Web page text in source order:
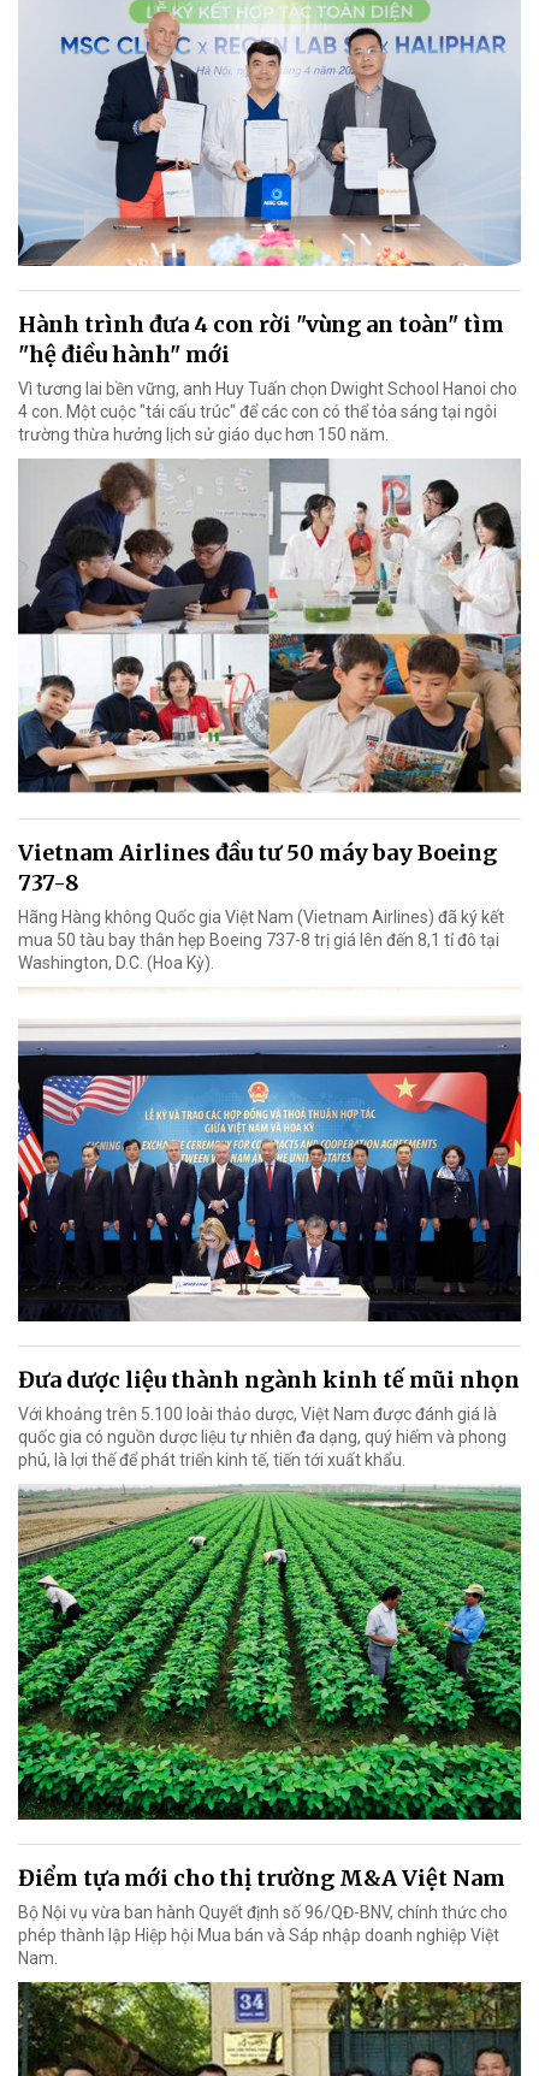
Hành trình đưa 4 con rời "vùng an toàn" tìm
"hệ điều hành" mới
Vì tương lai bền vững, anh Huy Tuấn chọn Dwight School Hanoi cho
4 con. Một cuộc "tái cấu trúc" để các con có thể tỏa sáng tại ngôi
trường thừa hưởng lịch sử giáo dục hơn 150 năm.
Vietnam Airlines đầu tư 50 máy bay Boeing
737-8
Hãng Hàng không Quốc gia Việt Nam (Vietnam Airlines) đã ký kết
mua 50 tàu bay thân hẹp Boeing 737-8 trị giá lên đến 8,1 tỉ đô tại
Washington, D.C. (Hoa Kỳ).
Đưa dược liệu thành ngành kinh tế mũi nhọn
Với khoảng trên 5.100 loài thảo dược, Việt Nam được đánh giá là
quốc gia có nguồn dược liệu tự nhiên đa dạng, quý hiếm và phong
phú, là lợi thế để phát triển kinh tế, tiến tới xuất khẩu.
Điểm tựa mới cho thị trường M&A Việt Nam
Bộ Nội vụ vừa ban hành Quyết định số 96/QĐ-BNV, chính thức cho
phép thành lập Hiệp hội Mua bán và Sáp nhập doanh nghiệp Việt
Nam.